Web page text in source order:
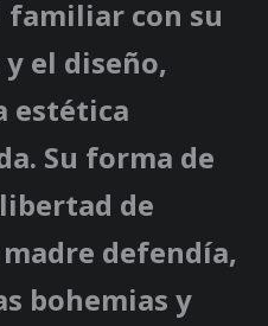
con su
el diseño,
estética
Su forma de
de
defendía,
bohemias y